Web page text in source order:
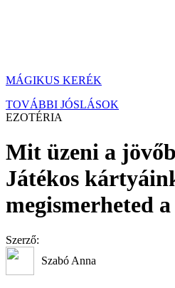
MÁGIKUS KERÉK
TOVÁBBI JÓSLÁSOK
EZOTÉRIA
Mit üzeni a
Játékos
megismerheted
Szerző:
Szabó Anna